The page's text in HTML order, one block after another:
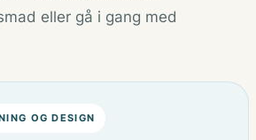
eller gå i gang med
OG DESIGN